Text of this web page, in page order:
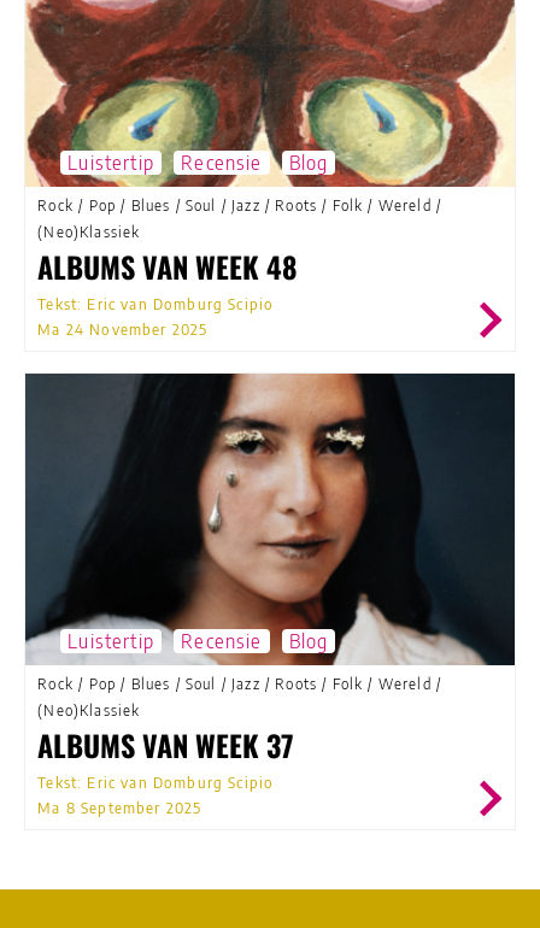
Luistertip Recensie Blog
Rock / Pop / Blues / Soul / Jazz / Roots / Folk / Wereld /
(Neo)Klassiek
ALBUMS VAN WEEK 48
Tekst: Eric van Domburg Scipio
Ma 24 November 2025
Luistertip Recensie Blog
Rock / Pop / Blues / Soul / Jazz / Roots / Folk / Wereld /
(Neo)Klassiek
ALBUMS VAN WEEK 37
Tekst: Eric van Domburg Scipio
Ma 8 September 2025